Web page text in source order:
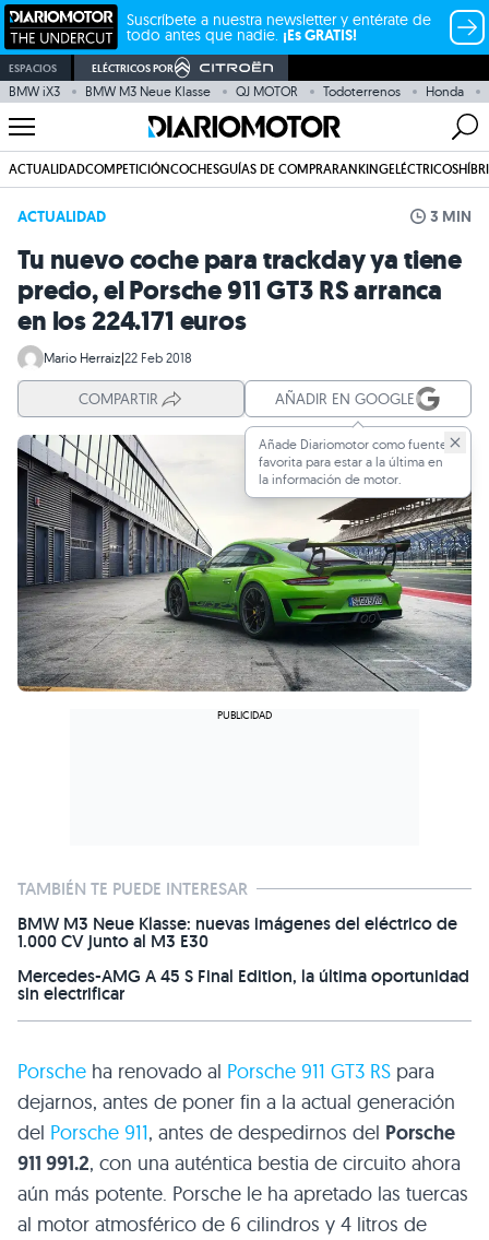
Suscríbete a nuestra newsletter y entérate de
todo antes que nadie. ¡Es GRATIS!
ESPACIOS ELÉCTRICOS POR
BMW iX3 BMW M3 Neue Klasse QJ MOTOR Todoterrenos Honda
ACTUALIDADCOMPETICIÓNCOCHESGUÍAS DE COMPRARANKINGELÉCTRICOS
ACTUALIDAD 3 MIN
Tu nuevo coche para trackday ya tiene
precio, el Porsche 911 GT3 RS arranca
en los 224.171 euros
Mario Herraiz|22 Feb 2018
COMPARTIR AÑADIR EN GOOGLE
Añade Diariomotor como fuente
favorita para estar a la última en
la información de motor.
TAMBIÉN TE PUEDE INTERESAR
BMW M3 Neue Klasse: nuevas imágenes del eléctrico de
1.000 CV junto al M3 E30
Mercedes-AMG A 45 S Final Edition, la última oportunidad
sin electrificar
Porsche ha renovado al Porsche 911 GT3 RS para
dejarnos, antes de poner fin a la actual generación
del Porsche 911, antes de despedirnos del Porsche
911 991.2, con una auténtica bestia de circuito ahora
aún más potente. Porsche le ha apretado las tuercas
al motor atmosférico de 6 cilindros y 4 litros de